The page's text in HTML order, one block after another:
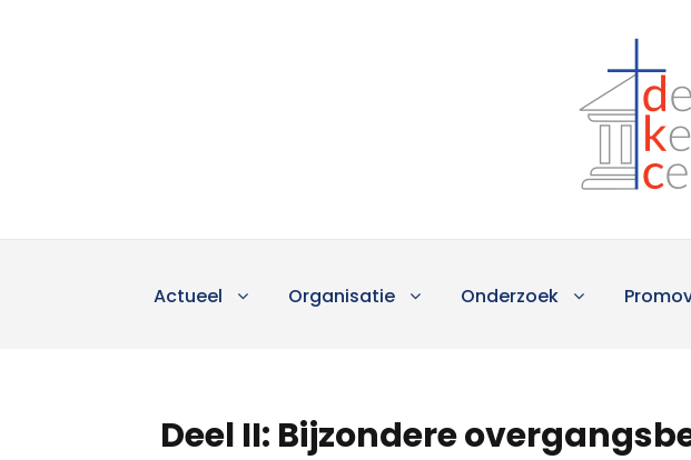
Actueel Organisatie Onderzoek
Deel II: Bijzondere